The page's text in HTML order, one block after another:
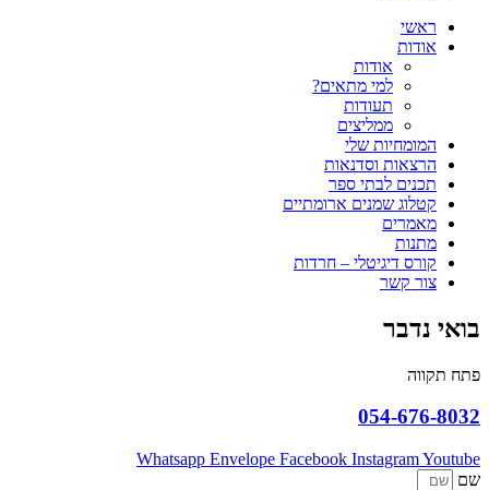
ראשי
אודות
אודות
למי מתאים?
תעודות
ממליצים
המומחיות שלי
הרצאות וסדנאות
תכנים לבתי ספר
קטלוג שמנים ארומתיים
מאמרים
מתנות
קורס דיגיטלי – חרדות
צור קשר
בואי נדבר
פתח תקווה
054-676-8032
Whatsapp Envelope Facebook InstagramYoutube
שם